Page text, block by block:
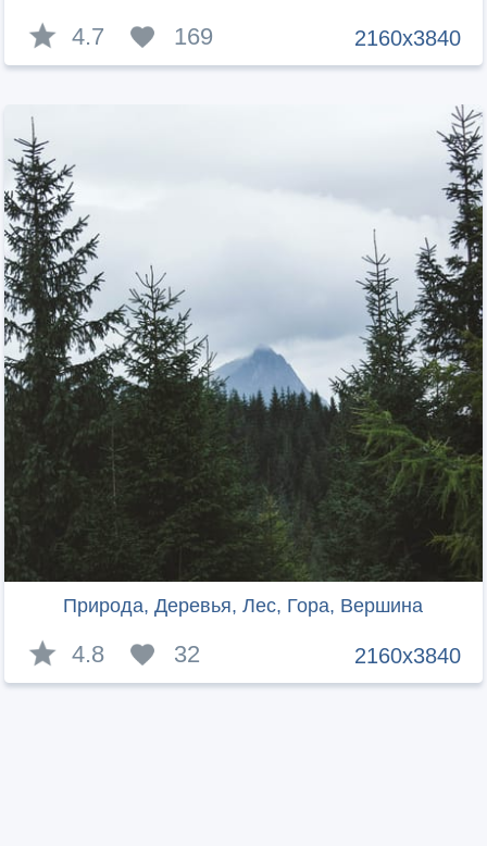
2160x3840
4.7 169
Природа, Деревья, Лес, Гора, Вершина
2160x3840
4.8 32